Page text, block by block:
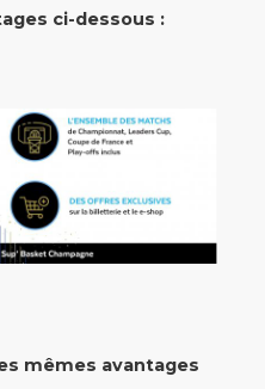
ci-dessous :
mêmes avantages